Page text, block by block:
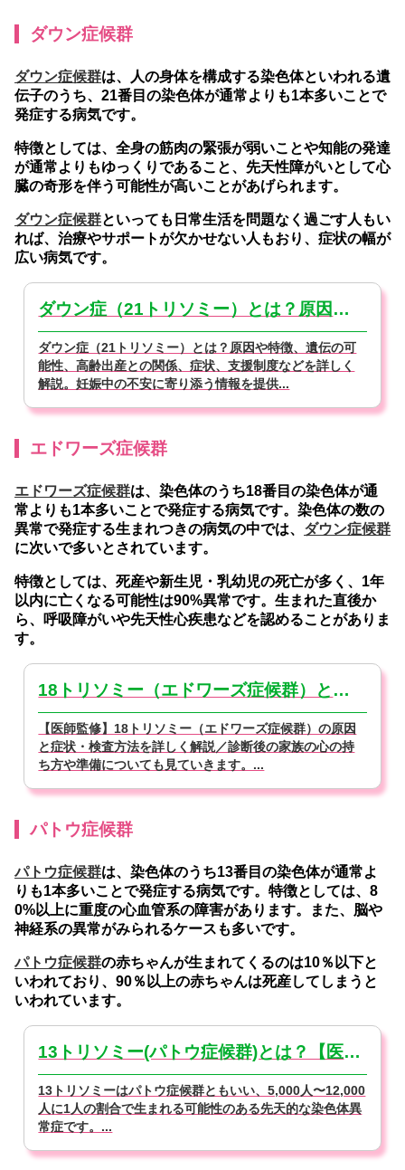
ダウン症候群
ダウン症候群は、人の身体を構成する染色体といわれる遺
伝子のうち、21番目の染色体が通常よりも1本多いことで
発症する病気です。
特徴としては、全身の筋肉の緊張が弱いことや知能の発達
が通常よりもゆっくりであること、先天性障がいとして心
臓の奇形を伴う可能性が高いことがあげられます。
ダウン症候群といっても日常生活を問題なく過ごす人もい
れば、治療やサポートが欠かせない人もおり、症状の幅が
広い病気です。
ダウン症（21トリソミー）とは？原因や特徴・検査方法を解説
ダウン症（21トリソミー）とは？原因や特徴、遺伝の可
能性、高齢出産との関係、症状、支援制度などを詳しく
解説。妊娠中の不安に寄り添う情報を提供...
エドワーズ症候群
エドワーズ症候群は、染色体のうち18番目の染色体が通
常よりも1本多いことで発症する病気です。染色体の数の
異常で発症する生まれつきの病気の中では、 ダウン症候群
に次いで多いとされています。
特徴としては、死産や新生児・乳幼児の死亡が多く、1年
以内に亡くなる可能性は90%異常です。生まれた直後か
ら、呼吸障がいや先天性心疾患などを認めることがありま
す。
18トリソミー（エドワーズ症候群）とは？症状・治療法・予後を解説【医師監修】
【医師監修】18トリソミー（エドワーズ症候群）の原因
と症状・検査方法を詳しく解説／診断後の家族の心の持
ち方や準備についても見ていきます。...
パトウ症候群
パトウ症候群は、染色体のうち13番目の染色体が通常よ
りも1本多いことで発症する病気です。特徴としては、8
0%以上に重度の心血管系の障害があります。また、脳や
神経系の異常がみられるケースも多いです。
パトウ症候群の赤ちゃんが生まれてくるのは10％以下と
いわれており、90％以上の赤ちゃんは死産してしまうと
いわれています。
13トリソミー(パトウ症候群)とは？【医師監修】
13トリソミーはパトウ症候群ともいい、5,000人〜12,000
人に1人の割合で生まれる可能性のある先天的な染色体異
常症です。...